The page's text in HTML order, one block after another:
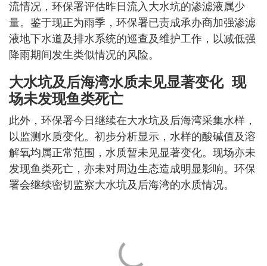
流情况，环保署评估昨日流入大水坑的渗滤液属少
量。鉴于现正为雨季，环保署已责成承办商加强渗滤
液地下水道及排水系统的巡查及维护工作，以减低强
降雨期间发生类似情况的风险。
大水坑及后海湾水质未见显著变化 现
场未发现鱼类死亡
此外，环保署今日继续在大水坑及后海湾采集水样，
以监测水质变化。初步分析显示，水样的酸碱值及溶
解氧均属正常范围，水质暂未见显著变化。现场亦未
发现鱼类死亡，亦未对周边生态造成明显影响。环保
署会继续密切监察大水坑及后海湾的水质情况。